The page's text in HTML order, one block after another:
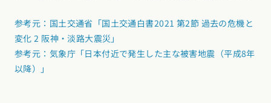
参考元：国土交通省「国土交通白書2021 第2節 過去の危機と
変化 2 阪神・淡路大震災」
参考元：気象庁「日本付近で発生した主な被害地震（平成8年
以降）」